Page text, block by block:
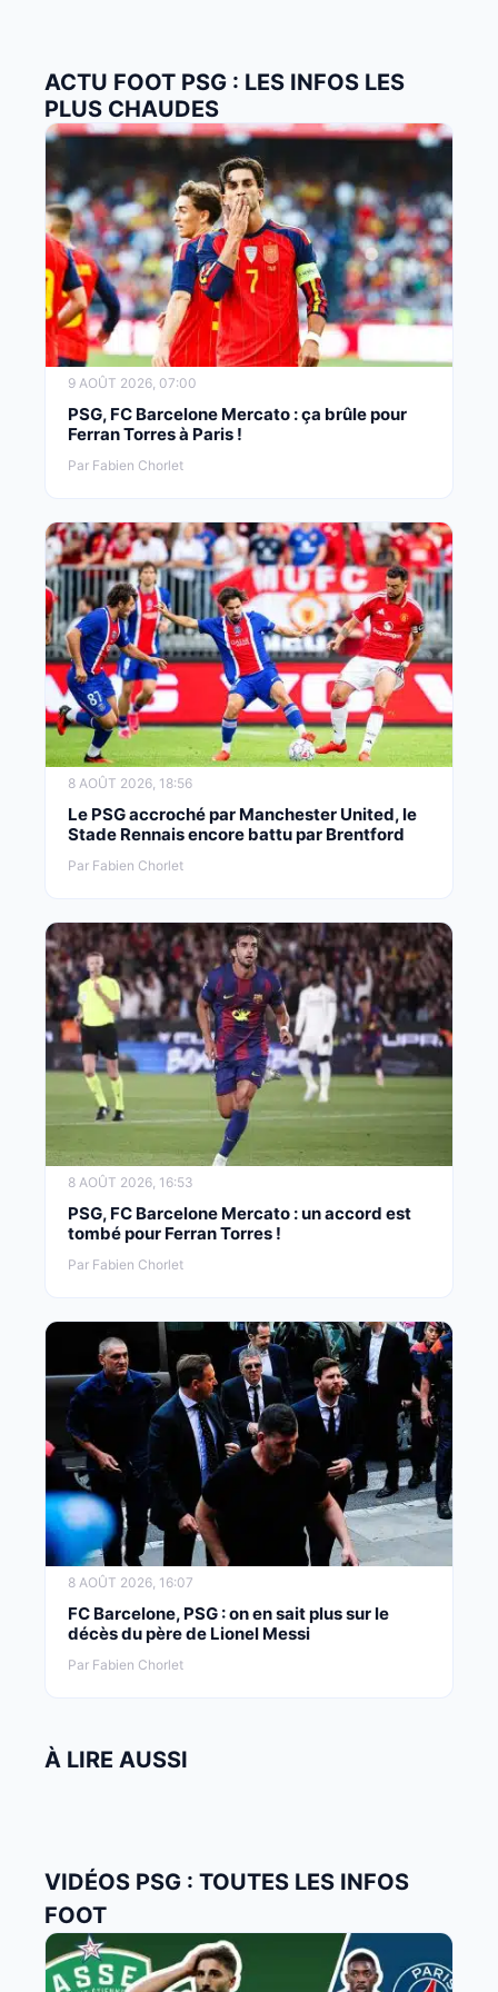
ACTU FOOT PSG : LES INFOS LES
PLUS CHAUDES
9 AOÛT 2026, 07:00
PSG, FC Barcelone Mercato : ça brûle pour
Ferran Torres à Paris !
Par Fabien Chorlet
8 AOÛT 2026, 18:56
Le PSG accroché par Manchester United, le
Stade Rennais encore battu par Brentford
Par Fabien Chorlet
8 AOÛT 2026, 16:53
PSG, FC Barcelone Mercato : un accord est
tombé pour Ferran Torres !
Par Fabien Chorlet
8 AOÛT 2026, 16:07
FC Barcelone, PSG : on en sait plus sur le
décès du père de Lionel Messi
Par Fabien Chorlet
À LIRE AUSSI
VIDÉOS PSG : TOUTES LES INFOS
FOOT